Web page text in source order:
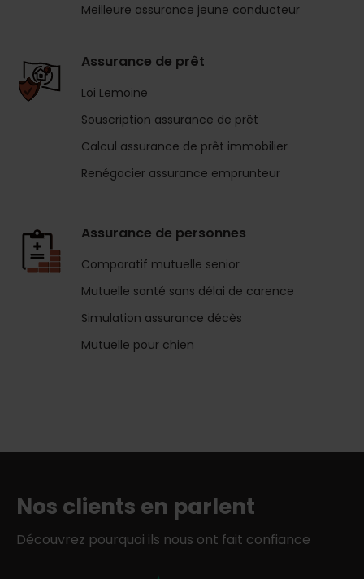
Meilleure assurance jeune conducteur
Assurance de prêt
Loi Lemoine
Souscription assurance de prêt
Calcul assurance de prêt immobilier
Renégocier assurance emprunteur
Assurance de personnes
Comparatif mutuelle senior
Mutuelle santé sans délai de carence
Simulation assurance décès
Mutuelle pour chien
Nos clients en parlent
Découvrez pourquoi ils nous ont fait confiance